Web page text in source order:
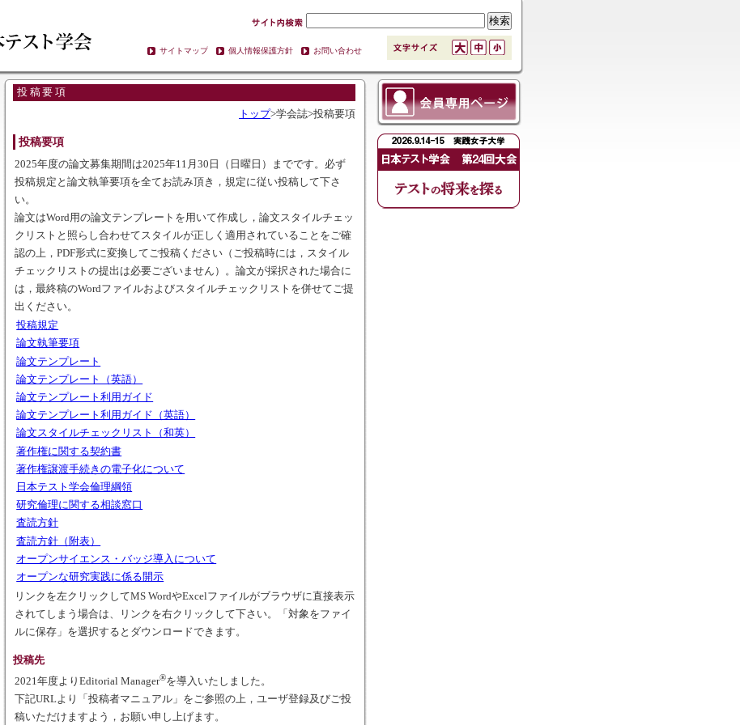
お問い合わせ
個人情報保護方針
サイトマップ
投稿要項
トップ>学会誌>投稿要項
投稿要項
2025年度の論文募集期間は2025年11月30日（日曜日）までです。必ず
投稿規定と論文執筆要項を全てお読み頂き，規定に従い投稿して下さ
い。
論文はWord用の論文テンプレートを用いて作成し，論文スタイルチェッ
クリストと照らし合わせてスタイルが正しく適用されていることをご確
認の上，PDF形式に変換してご投稿ください（ご投稿時には，スタイル
チェックリストの提出は必要ございません）。論文が採択された場合に
は，最終稿のWordファイルおよびスタイルチェックリストを併せてご提
出ください。
投稿規定
論文執筆要項
論文テンプレート
論文テンプレート（英語）
論文テンプレート利用 ガイド
論文テンプレート利用ガイド（英語）
論文スタイルチェックリスト（和英）
著作権に関する契約書
著作権譲渡手続きの電子化について
日本テスト学会倫理綱領
研究倫理に関する相談窓口
査読方針
査読方針（附表）
オープンサイエンス・バッジ導入について
オープンな研究実践に係る開示
リンクを左クリックしてMS WordやExcelファイルがブラウザに直接表示
されてしまう場合は、リンクを右クリックして下さい。「対象をファイ
ルに保存」を選択するとダウンロードできます。
投稿先
2021年度よりEditorial Manager®を導入いたしました。
下記URLより「投稿者マニュアル」をご参照の上，ユーザ登録及びご投
稿いただけますよう，お願い申し上げます。